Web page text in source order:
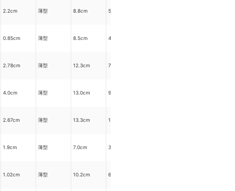
2.2cm 薄型 8.8cm 54.56cm2
0.85cm 薄型 8.5cm 45.05cm2
2.78cm 薄型 12.3cm 78.105cm2
4.0cm 薄型 13.0cm 91.0cm2
2.67cm 薄型 13.3cm 110.39cm2
1.9cm 薄型 7.0cm 32.2cm2
1.02cm 薄型 10.2cm 64.77cm2